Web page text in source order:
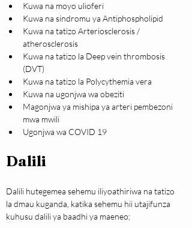
Kuwa na moyo ulioferi
Kuwa na sindromu ya Antiphospholipid
Kuwa na tatizo Arteriosclerosis /
atherosclerosis
Kuwa na tatizo la Deep vein thrombosis
(DVT)
Kuwa na tatizo la Polycythemia vera
Kuwa na ugonjwa wa obeziti
Magonjwa ya mishipa ya arteri pembezoni
mwa mwili
Ugonjwa wa COVID 19
Dalili
Dalili hutegemea sehemu iliyoathiriwa na tatizo
la dmau kuganda, katika sehemu hii utajifunza
kuhusu dalili ya baadhi ya maeneo;